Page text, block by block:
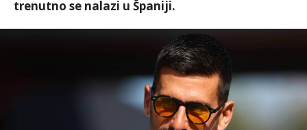
trenutno se nalazi u Španiji.